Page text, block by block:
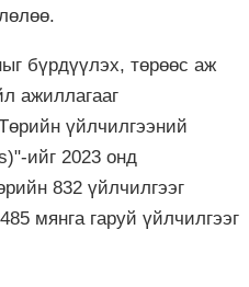
бүрдүүлэх, төрөөс аж
ажиллагааг
үйлчилгээний
ийг 2023 онд
832 үйлчилгээг
мянга гаруй үйлчилгээг